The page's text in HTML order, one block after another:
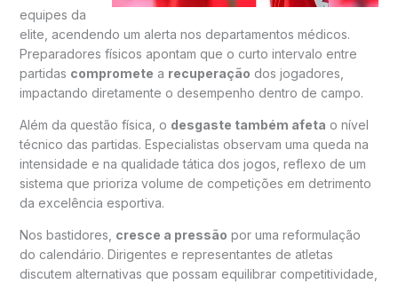
equipes da
elite, acendendo um alerta nos departamentos médicos.
Preparadores físicos apontam que o curto intervalo entre
partidas compromete a recuperação dos jogadores,
impactando diretamente o desempenho dentro de campo.
Além da questão física, o desgaste também afeta o nível
técnico das partidas. Especialistas observam uma queda na
intensidade e na qualidade tática dos jogos, reflexo de um
sistema que prioriza volume de competições em detrimento
da excelência esportiva.
Nos bastidores, cresce a pressão por uma reformulação
do calendário. Dirigentes e representantes de atletas
discutem alternativas que possam equilibrar competitividade,